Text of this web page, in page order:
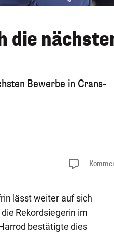
die
Bewerbe in Crans-
lässt weiter auf sich
Rekordsiegerin im
bestätigte dies